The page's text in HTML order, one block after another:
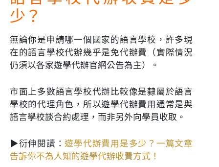
少？
無論你是申請哪一個國家的語言學校，許多現
在的語言學校代辦幾乎是免代辦費（實際情況
仍須以各家遊學代辦官網公告為主）。
市面上多數語言學校代辦比較像是隸屬於語言
學校的代理角色，所以遊學代辦費用通常是與
語言學校談合約處理，而非另外向學員收取。
▶衍伸閱讀：遊學代辦費用是多少？一篇文章
告訴你不為人知的遊學代辦收費方式！